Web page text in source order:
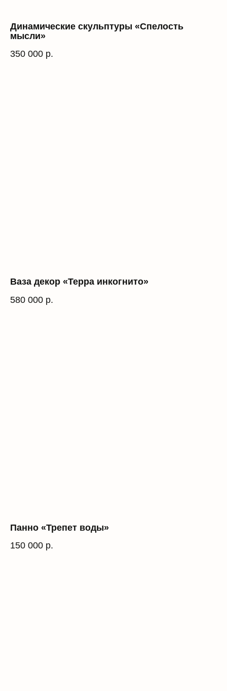
Динамические скульптуры «Спелость
мысли»
350 000 р.
Ваза декор «Терра инкогнито»
580 000 р.
Панно «Трепет воды»
150 000 р.